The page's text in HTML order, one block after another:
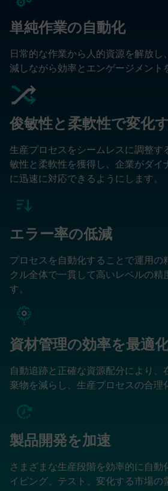
単純作業の自動化
日常的な作業から人的資源を解放し
減しながら効率とエンゲージメント
俊敏性と柔軟性で変化
生産プロセスをシームレスに調整す
敏性と柔軟性を獲得し、企業がダイ
に迅速に対応できるようにします。
エラー率の低減
プロセスを自動化することで運用の
クル全体で一貫して高いレベルの精
す。
資材管理の効率を最適
自動追跡と正確な資源配分により、
棄物を減らし、生産プロセスの合理
製品開発を加速
さまざまな生産段階を効率的に自動
イピング、テスト、変化する市場の